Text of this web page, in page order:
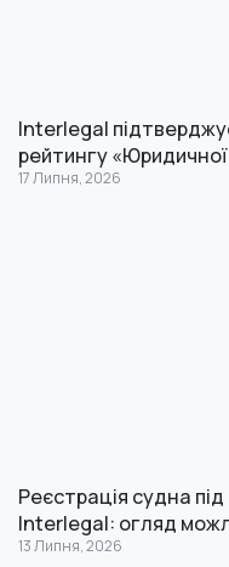
Interlegal
рейтингу
17 Липня, 2026
Реєстрація судна
Interlegal: огляд
13 Липня, 2026